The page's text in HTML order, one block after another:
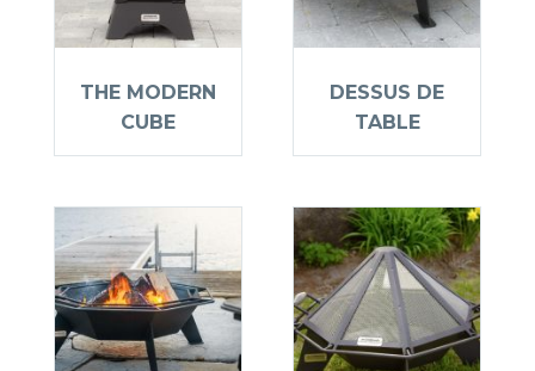
THE MODERN
CUBE
DESSUS DE
TABLE